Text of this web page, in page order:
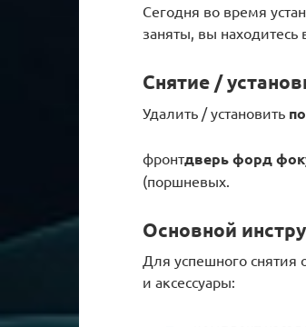
Сегодня во время
заняты, вы находитесь
Снятие /
Удалить / установить
фронтдверь форд
(поршневых.
Основной
Для успешного
и аксессуары: